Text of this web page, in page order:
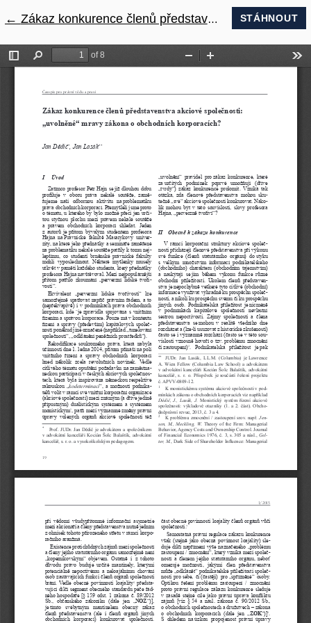
← Návrat na podrobnosti článku
Zákaz konkurence členů představenstva akciové společnosti: „uvolněné“ mravy zákona o obchodních korporacích? STÁHNOUT